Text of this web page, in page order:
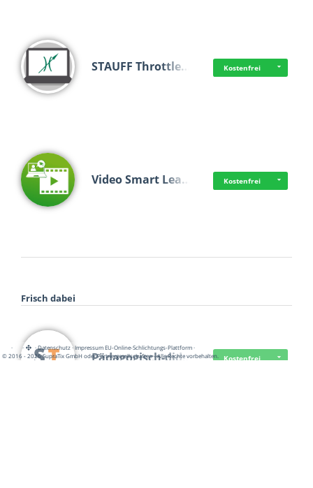
STAUFF Throttle… Kostenfrei
Video Smart Lea… Kostenfrei
Frisch dabei
Pädagogisch-did… Kostenfrei
· · ·Datenschutz·Impressum EU-Online-Schlichtungs-Plattform·
© 2016 - 2026 SupraTix GmbH oder Partnergesellschaften - Alle Rechte vorbehalten.